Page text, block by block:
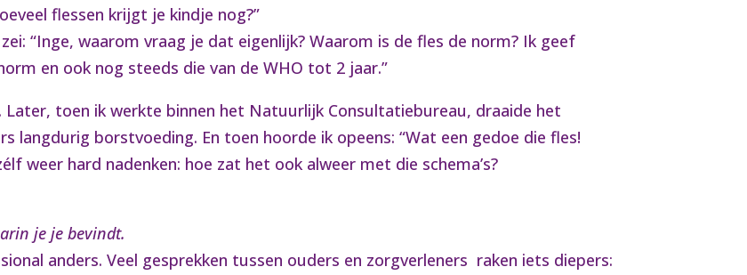
flessen krijgt je kindje nog?”
“Inge, waarom vraag je dat eigenlijk? Waarom is de fles de norm? Ik geef
en ook nog steeds die van de WHO tot 2 jaar.”
Later, toen ik werkte binnen het Natuurlijk Consultatiebureau, draaide het
langdurig borstvoeding. En toen hoorde ik opeens: “Wat een gedoe die fles!
weer hard nadenken: hoe zat het ook alweer met die schema’s?
je je bevindt.
anders. Veel gesprekken tussen ouders en zorgverleners raken iets diepers: